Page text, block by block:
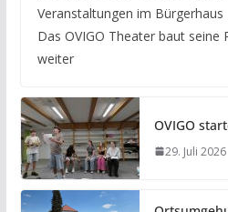
Veranstaltungen im Bürgerhaus
Das OVIGO Theater baut seine
weiter
OVIGO
29. Juli 2026